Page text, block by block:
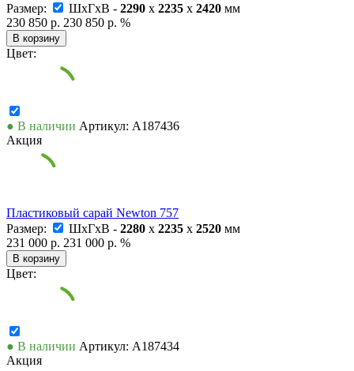
Размер:
ШxГxВ - 2290 x 2235 x 2420 мм
230 850 р. 230 850 р. %
В корзину
Цвет:
● В наличии Артикул: А187436
Акция
Пластиковый сарай Newton 757
Размер:
ШxГxВ - 2280 x 2235 x 2520 мм
231 000 р. 231 000 р. %
В корзину
Цвет:
● В наличии Артикул: А187434
Акция